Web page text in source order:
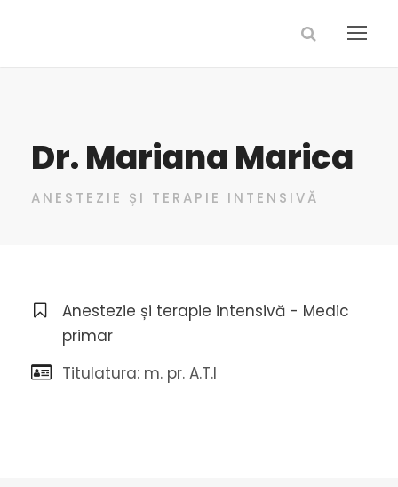
Dr. Mariana Marica
ANESTEZIE ȘI TERAPIE INTENSIVĂ
Anestezie și terapie intensivă - Medic
primar
Titulatura: m. pr. A.T.I